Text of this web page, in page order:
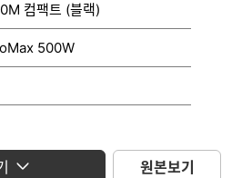
컴팩트 (블랙)
500W
원본보기